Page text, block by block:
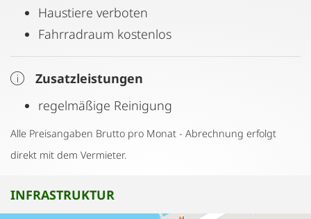
Haustiere verboten
Fahrradraum kostenlos
Zusatzleistungen
regelmäßige Reinigung
Alle Preisangaben Brutto pro Monat - Abrechnung erfolgt
direkt mit dem Vermieter.
INFRASTRUKTUR